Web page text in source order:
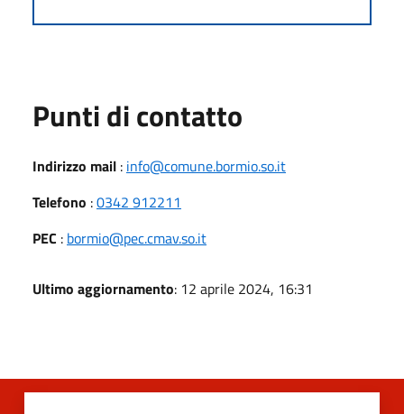
Punti di contatto
Indirizzo mail : info@comune.bormio.so.it
Telefono :0342 912211
PEC : bormio@pec.cmav.so.it
Ultimo aggiornamento: 12 aprile 2024, 16:31